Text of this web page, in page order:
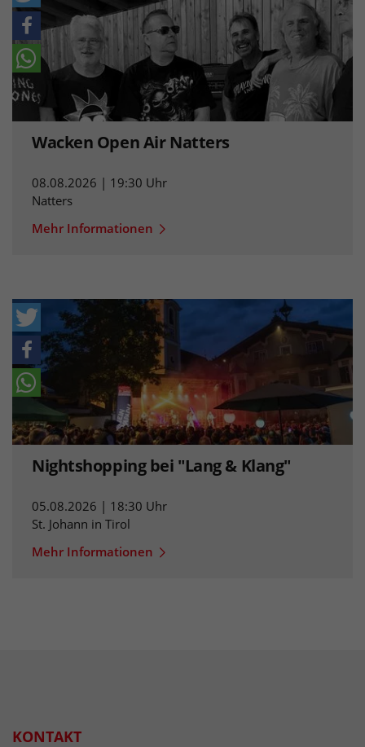
Wacken Open Air Natters
08.08.2026 | 19:30 Uhr
Natters
Mehr Informationen
Nightshopping bei "Lang & Klang"
05.08.2026 | 18:30 Uhr
St. Johann in Tirol
Mehr Informationen
KONTAKT